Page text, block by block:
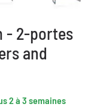
- 2-portes
and
2 à 3 semaines